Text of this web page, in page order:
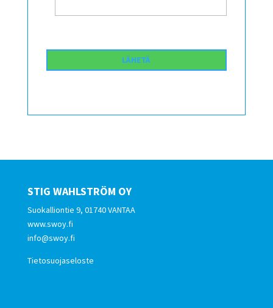
STIG WAHLSTRÖM OY
Suokalliontie 9, 01740 VANTAA
www.swoy.fi
info@swoy.fi
Tietosuojaseloste